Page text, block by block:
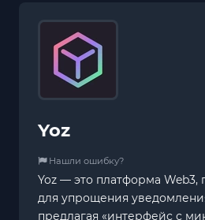
Yoz
Нашли ошибку?
Yoz — это платформа Web3,
для упрощения
предлагая «интерфейс с